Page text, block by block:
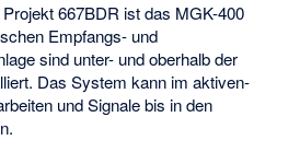
667BDR ist das MGK-400
Empfangs- und
sind unter- und oberhalb der
Das System kann im aktiven-
und Signale bis in den